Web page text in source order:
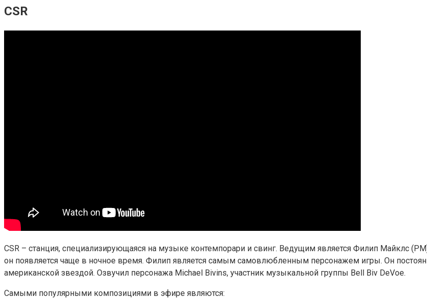
CSR
CSR – станция, специализирующаяся на музыке контемпорари и свинг. Ведущим является Филип Майклс
он появляется чаще в ночное время. Филип является самым самовлюбленным персонажем игры. Он
американской звездой. Озвучил персонажа Michael Bivins, участник музыкальной группы Bell Biv DeVoe.
Самыми популярными композициями в эфире являются: